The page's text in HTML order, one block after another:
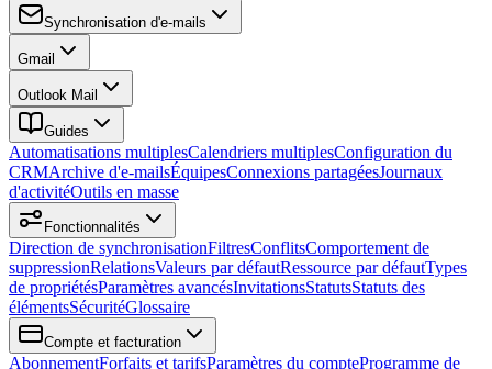
Synchronisation d'e-mails
Gmail
Outlook Mail
Guides
Automatisations multiplesCalendriers multiplesConfiguration du
CRMArchive d'e-mailsÉquipesConnexions partagéesJournaux
d'activitéOutils en masse
Fonctionnalités
Direction de synchronisationFiltresConflitsComportement de
suppressionRelationsValeurs par défautRessource par défautTypes
de propriétésParamètres avancésInvitationsStatutsStatuts des
élémentsSécuritéGlossaire
Compte et facturation
AbonnementForfaits et tarifsParamètres du compteProgramme de